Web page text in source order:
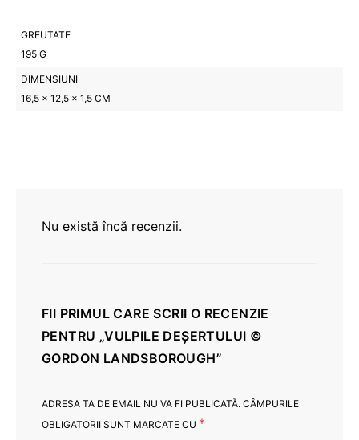
GREUTATE
195 G
DIMENSIUNI
16,5 × 12,5 × 1,5 CM
Nu există încă recenzii.
FII PRIMUL CARE SCRII O RECENZIE
PENTRU „VULPILE DEȘERTULUI ©
GORDON LANDSBOROUGH”
ADRESA TA DE EMAIL NU VA FI PUBLICATĂ. CÂMPURILE
OBLIGATORII SUNT MARCATE CU *